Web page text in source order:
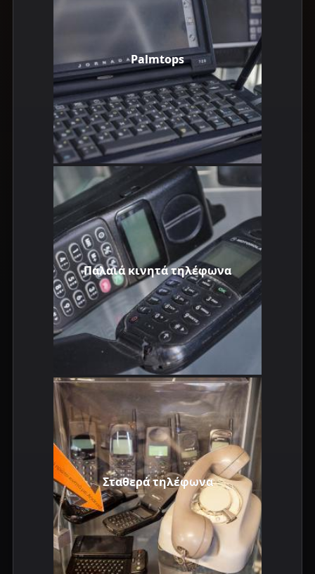
Palmtops
Παλαιά κινητά τηλέφωνα
Σταθερά τηλέφωνα